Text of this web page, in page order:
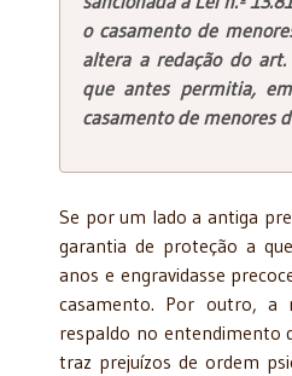
o casamento de
altera a redação do art.
que antes permitia,
casamento de menores
Se por um lado a antiga
garantia de proteção a
anos e engravidasse
casamento. Por outro, a
respaldo no entendimento
traz prejuízos de ordem